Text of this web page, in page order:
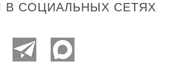
В СОЦИАЛЬНЫХ СЕТЯХ